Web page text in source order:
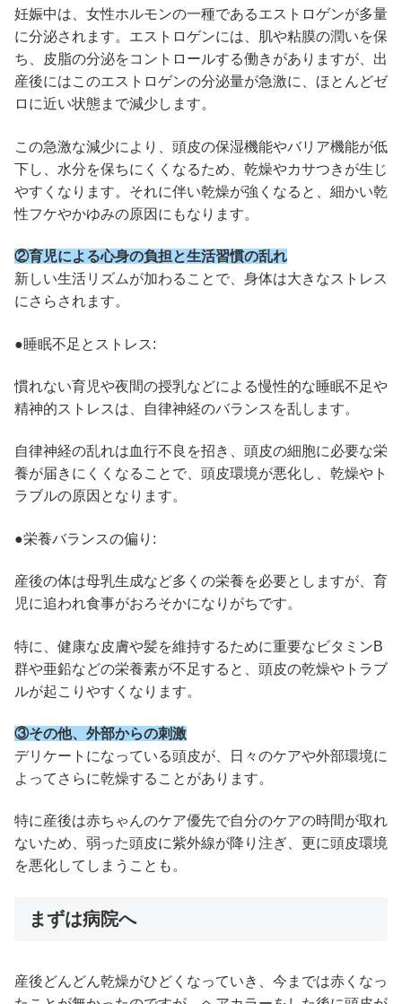
妊娠中は、女性ホルモンの一種であるエストロゲンが多量
に分泌されます。エストロゲンには、肌や粘膜の潤いを保
ち、皮脂の分泌をコントロールする働きがありますが、出
産後にはこのエストロゲンの分泌量が急激に、ほとんどゼ
ロに近い状態まで減少します。
この急激な減少により、頭皮の保湿機能やバリア機能が低
下し、水分を保ちにくくなるため、乾燥やカサつきが生じ
やすくなります。それに伴い乾燥が強くなると、細かい乾
性フケやかゆみの原因にもなります。
②育児による心身の負担と生活習慣の乱れ
新しい生活リズムが加わることで、身体は大きなストレス
にさらされます。
●睡眠不足とストレス:
慣れない育児や夜間の授乳などによる慢性的な睡眠不足や
精神的ストレスは、自律神経のバランスを乱します。
自律神経の乱れは血行不良を招き、頭皮の細胞に必要な栄
養が届きにくくなることで、頭皮環境が悪化し、乾燥やト
ラブルの原因となります。
●栄養バランスの偏り:
産後の体は母乳生成など多くの栄養を必要としますが、育
児に追われ食事がおろそかになりがちです。
特に、健康な皮膚や髪を維持するために重要なビタミンB
群や亜鉛などの栄養素が不足すると、頭皮の乾燥やトラブ
ルが起こりやすくなります。
③その他、外部からの刺激
デリケートになっている頭皮が、日々のケアや外部環境に
よってさらに乾燥することがあります。
特に産後は赤ちゃんのケア優先で自分のケアの時間が取れ
ないため、弱った頭皮に紫外線が降り注ぎ、更に頭皮環境
を悪化してしまうことも。
まずは病院へ
産後どんどん乾燥がひどくなっていき、今までは赤くなっ